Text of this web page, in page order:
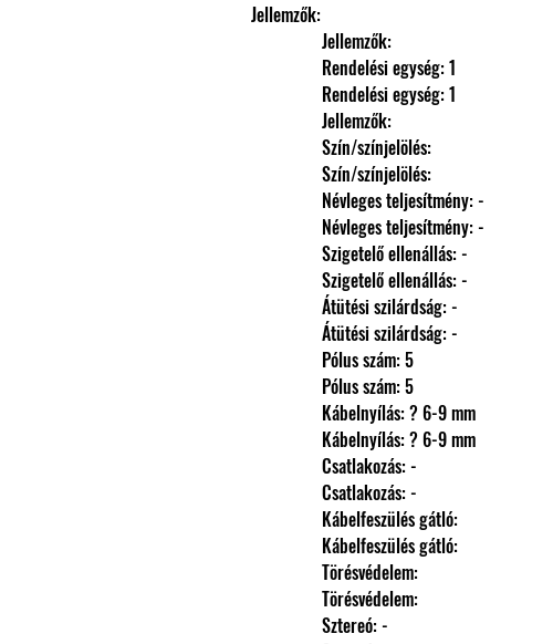
Jellemzők:
                Jellemzők:
                Rendelési egység: 1
                Rendelési egység: 1
                Jellemzők:
                Szín/színjelölés:
                Szín/színjelölés:
                Névleges teljesítmény: -
                Névleges teljesítmény: -
                Szigetelő ellenállás: -
                Szigetelő ellenállás: -
                Átütési szilárdság: -
                Átütési szilárdság: -
                Pólus szám: 5
                Pólus szám: 5
                Kábelnyílás: ? 6-9 mm
                Kábelnyílás: ? 6-9 mm
                Csatlakozás: -
                Csatlakozás: -
                Kábelfeszülés gátló:
                Kábelfeszülés gátló:
                Törésvédelem:
                Törésvédelem:
                Sztereó: -